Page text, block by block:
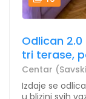
Odlican
tri terase,
Centar
Izdaje se